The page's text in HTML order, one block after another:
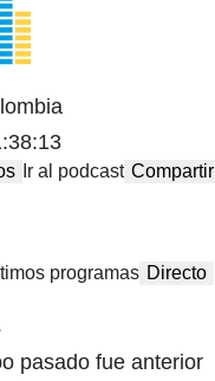
Ir al podcast Compartir
programas Directo
pasado fue anterior